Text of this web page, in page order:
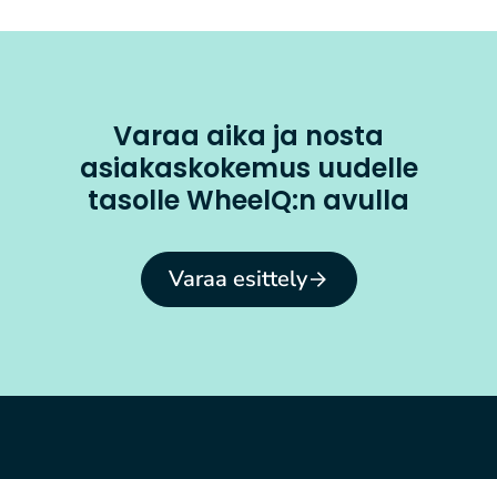
Varaa aika ja nosta
asiakaskokemus uudelle
tasolle WheelQ:n avulla
Varaa esittely